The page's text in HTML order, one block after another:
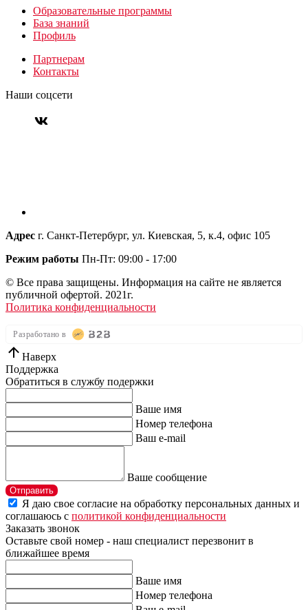
Образовательные программы
База знаний
Профиль
Партнерам
Контакты
Наши соцсети
Адрес г. Санкт-Петербург, ул. Киевская, 5, к.4, офис 105
Режим работы Пн-Пт: 09:00 - 17:00
© Все права защищены. Информация на сайте не является
публичной офертой. 2021г.
Политика конфиденциальности
Разработано в
Наверх
Поддержка
Обратиться в службу подержки
Ваше имя
Номер телефона
Ваш e-mail
Ваше сообщение
Отправить
Я даю свое согласие на обработку персональных данных и
соглашаюсь с политикой конфиденциальности
Заказать звонок
Оставьте свой номер - наш специалист перезвонит в
ближайшее время
Ваше имя
Номер телефона